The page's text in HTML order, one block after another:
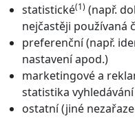
statistické(1) (např.
nejčastěji používaná
preferenční (např.
nastavení apod.)
marketingové a
statistika
ostatní (jiné